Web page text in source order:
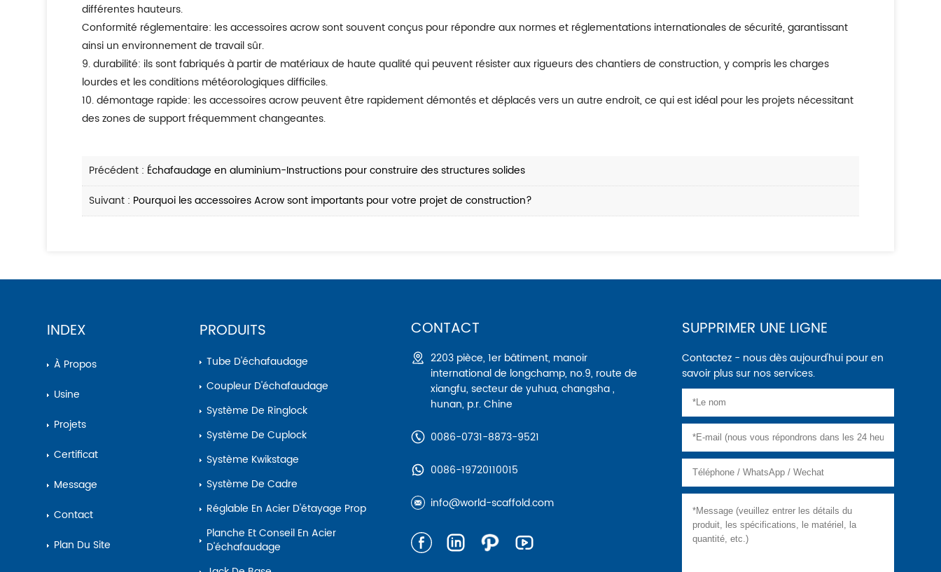
différentes hauteurs.
Conformité réglementaire: les accessoires acrow sont souvent conçus pour répondre aux normes et réglementations internationales de sécurité, garantissant
ainsi un environnement de travail sûr.
9. durabilité: ils sont fabriqués à partir de matériaux de haute qualité qui peuvent résister aux rigueurs des chantiers de construction, y compris les charges
lourdes et les conditions météorologiques difficiles.
10. démontage rapide: les accessoires acrow peuvent être rapidement démontés et déplacés vers un autre endroit, ce qui est idéal pour les projets nécessitant
des zones de support fréquemment changeantes.
Précédent : Échafaudage en aluminium-Instructions pour construire des structures solides
Suivant : Pourquoi les accessoires Acrow sont importants pour votre projet de construction?
INDEX
À Propos
Usine
Projets
Certificat
Message
Contact
Plan Du Site
PRODUITS
Tube D'échafaudage
Coupleur D'échafaudage
Système De Ringlock
Système De Cuplock
Système Kwikstage
Système De Cadre
Réglable En Acier D'étayage Prop
Planche Et Conseil En Acier
D'échafaudage
CONTACT
2203 pièce, 1er bâtiment, manoir
international de longchamp, no.9, route de
xiangfu, secteur de yuhua, changsha ,
hunan, p.r. Chine
0086-0731-8873-9521
0086-19720110015
info@world-scaffold.com
SUPPRIMER UNE LIGNE
Contactez - nous dès aujourd'hui pour en
savoir plus sur nos services.